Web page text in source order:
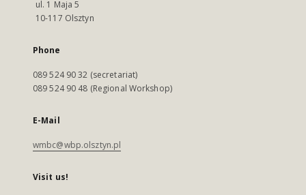
ul. 1 Maja 5
10-117 Olsztyn
Phone
089 524 90 32 (secretariat)
089 524 90 48 (Regional Workshop)
E-Mail
wmbc@wbp.olsztyn.pl
Visit us!